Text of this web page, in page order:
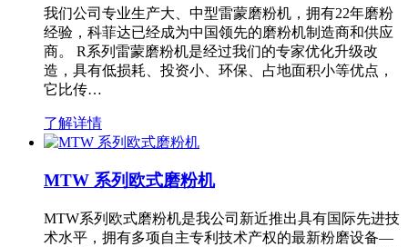
我们公司专业生产大、中型雷蒙磨粉机，拥有22年磨粉
经验，科菲达已经成为中国领先的磨粉机制造商和供应
商。 R系列雷蒙磨粉机是经过我们的专家优化升级改
造，具有低损耗、投资小、环保、占地面积小等优点，
它比传…
了解详情
MTW 系列欧式磨粉机
MTW系列欧式磨粉机是我公司新近推出具有国际先进技
术水平，拥有多项自主专利技术产权的最新粉磨设备—